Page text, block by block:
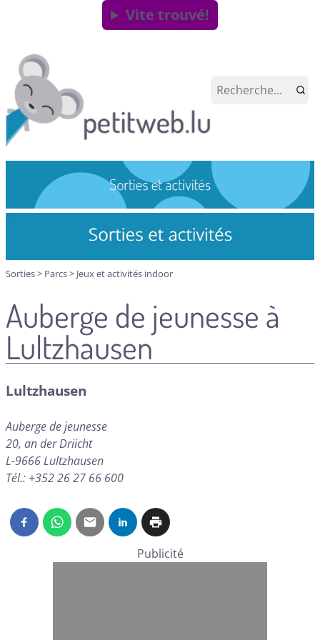
Vite trouvé!
Sorties> Parcs> Jeux et activités indoor
Auberge de jeunesse à
Lultzhausen
Lultzhausen
Auberge de jeunesse
20, an der Driicht
L-9666 Lultzhausen
Tél.: +352 26 27 66 600
Publicité